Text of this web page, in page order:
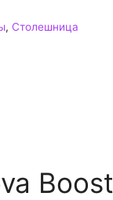
, Столешница
Boost